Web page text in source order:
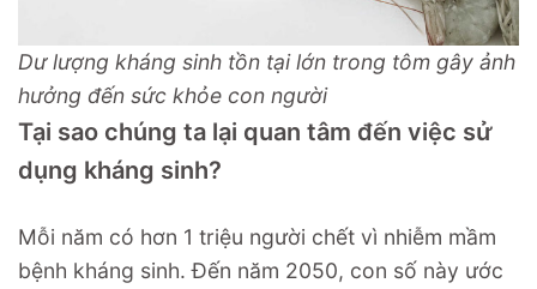
Dư lượng kháng sinh tồn tại lớn trong tôm gây ảnh
hưởng đến sức khỏe con người
Tại sao chúng ta lại quan tâm đến việc sử
dụng kháng sinh?
Mỗi năm có hơn 1 triệu người chết vì nhiễm mầm
bệnh kháng sinh. Đến năm 2050, con số này ước